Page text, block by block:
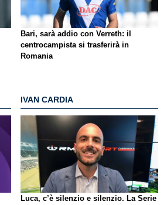
Bari, sarà addio con Verreth: il
centrocampista si trasferirà in
Romania
IVAN CARDIA
Luca, c’è silenzio e silenzio. La Serie